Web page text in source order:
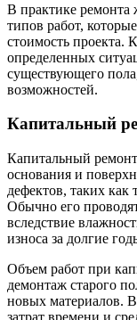
В практике ремонта
типов работ,
стоимость проекта.
определенных
существующего
возможностей.
Капитальный
Капитальный
основания и
дефектов, таких
Обычно его
вследствие
износа за долгие
Объем работ при
демонтаж старого
новых материалов.
затрат времени и